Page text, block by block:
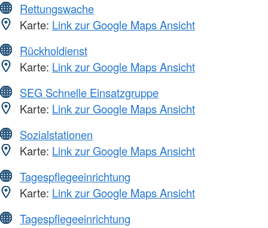
Rettungswache
Karte: Link zur Google Maps Ansicht
Rückholdienst
Karte: Link zur Google Maps Ansicht
SEG Schnelle Einsatzgruppe
Karte: Link zur Google Maps Ansicht
Sozialstationen
Karte: Link zur Google Maps Ansicht
Tagespflegeeinrichtung
Karte: Link zur Google Maps Ansicht
Tagespflegeeinrichtung